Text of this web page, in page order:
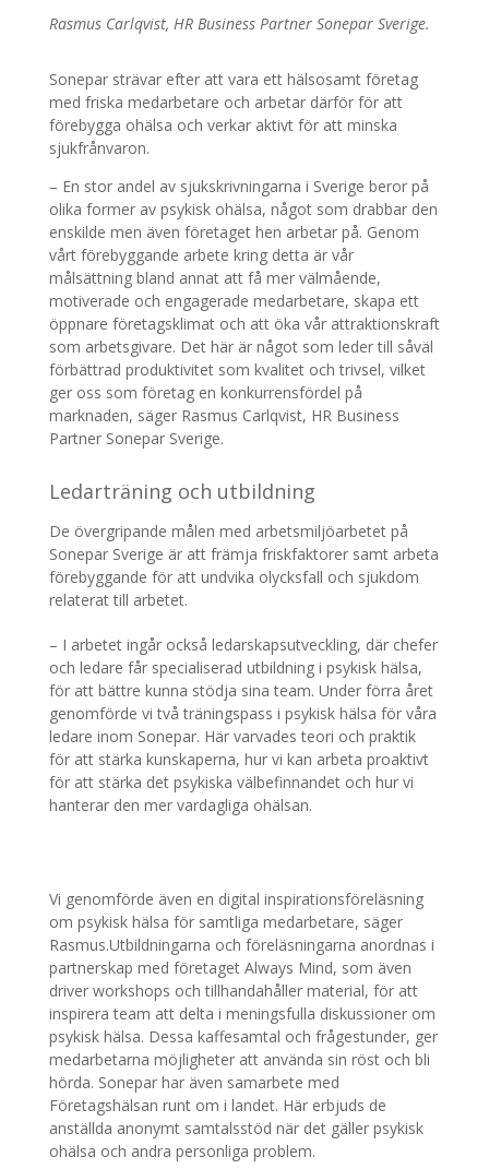
Rasmus Carlqvist, HR Business Partner Sonepar Sverige.
Sonepar strävar efter att vara ett hälsosamt företag
med friska medarbetare och arbetar därför för att
förebygga ohälsa och verkar aktivt för att minska
sjukfrånvaron.
– En stor andel av sjukskrivningarna i Sverige beror på
olika former av psykisk ohälsa, något som drabbar den
enskilde men även företaget hen arbetar på. Genom
vårt förebyggande arbete kring detta är vår
målsättning bland annat att få mer välmående,
motiverade och engagerade medarbetare, skapa ett
öppnare företagsklimat och att öka vår attraktionskraft
som arbetsgivare. Det här är något som leder till såväl
förbättrad produktivitet som kvalitet och trivsel, vilket
ger oss som företag en konkurrensfördel på
marknaden, säger Rasmus Carlqvist, HR Business
Partner Sonepar Sverige.
Ledarträning och utbildning
De övergripande målen med arbetsmiljöarbetet på
Sonepar Sverige är att främja friskfaktorer samt arbeta
förebyggande för att undvika olycksfall och sjukdom
relaterat till arbetet.
– I arbetet ingår också ledarskapsutveckling, där chefer
och ledare får specialiserad utbildning i psykisk hälsa,
för att bättre kunna stödja sina team. Under förra året
genomförde vi två träningspass i psykisk hälsa för våra
ledare inom Sonepar. Här varvades teori och praktik
för att stärka kunskaperna, hur vi kan arbeta proaktivt
för att stärka det psykiska välbefinnandet och hur vi
hanterar den mer vardagliga ohälsan.
Vi genomförde även en digital inspirationsföreläsning
om psykisk hälsa för samtliga medarbetare, säger
Rasmus.Utbildningarna och föreläsningarna anordnas i
partnerskap med företaget Always Mind, som även
driver workshops och tillhandahåller material, för att
inspirera team att delta i meningsfulla diskussioner om
psykisk hälsa. Dessa kaffesamtal och frågestunder, ger
medarbetarna möjligheter att använda sin röst och bli
hörda. Sonepar har även samarbete med
Företagshälsan runt om i landet. Här erbjuds de
anställda anonymt samtalsstöd när det gäller psykisk
ohälsa och andra personliga problem.